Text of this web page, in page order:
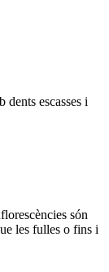
dents escasses i
són
les fulles o fins i